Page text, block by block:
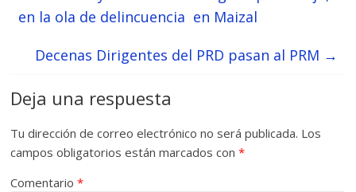
en la ola de delincuencia en Maizal
Decenas Dirigentes del PRD pasan al PRM →
Deja una respuesta
Tu dirección de correo electrónico no será publicada. Los
campos obligatorios están marcados con*
Comentario*